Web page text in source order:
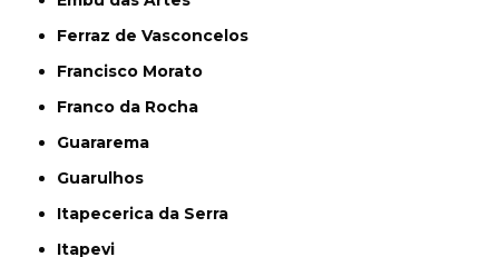
Ferraz de Vasconcelos
Francisco Morato
Franco da Rocha
Guararema
Guarulhos
Itapecerica da Serra
Itapevi